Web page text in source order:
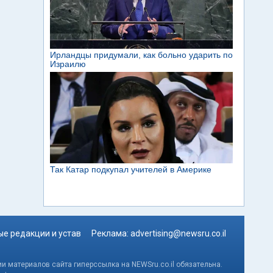
редакции и устав Реклама: advertising@newsru.co.il
сайта гиперссылка на NEWSru.co.il обязательна.